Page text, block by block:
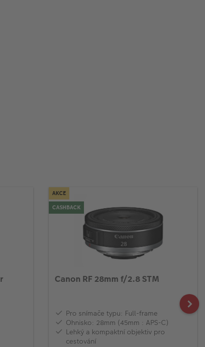
AKCE
CASHBACK
Canon RF 28mm f/2.8 STM
Pro snímače typu: Full-frame
Ohnisko: 28mm (45mm : APS-C)
Lehký a kompaktní objektiv pro
cestování